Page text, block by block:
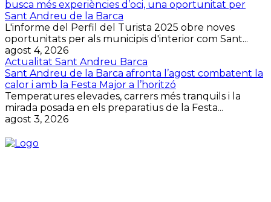
busca més experiències d’oci, una oportunitat per
Sant Andreu de la Barca
L'informe del Perfil del Turista 2025 obre noves
oportunitats per als municipis d'interior com Sant...
agost 4, 2026
Actualitat Sant Andreu Barca
Sant Andreu de la Barca afronta l’agost combatent la
calor i amb la Festa Major a l’horitzó
Temperatures elevades, carrers més tranquils i la
mirada posada en els preparatius de la Festa...
agost 3, 2026